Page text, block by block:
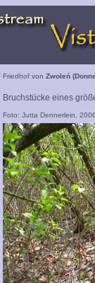
Friedhof von Zwoleń
Bruchstücke eines
Foto: Jutta Dennerlein,